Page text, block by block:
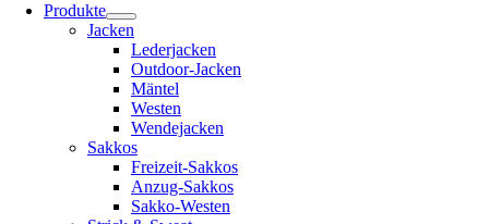
Produkte
Jacken
Lederjacken
Outdoor-Jacken
Mäntel
Westen
Wendejacken
Sakkos
Freizeit-Sakkos
Anzug-Sakkos
Sakko-Westen